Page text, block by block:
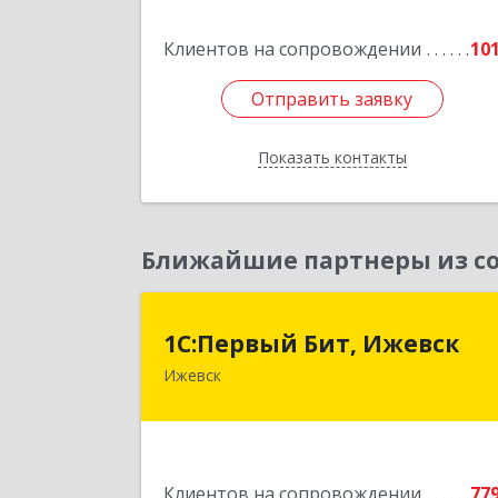
Клиентов на сопровождении 101
Отправить заявку
Показать контакты
Отправить заявку
Назад
Ближайшие партнеры из
1С:Первый Бит, Ижевск
Ижевск
1С:Первый Бит, Ижевск
426008, Удмуртская Респ, Ижевск г,